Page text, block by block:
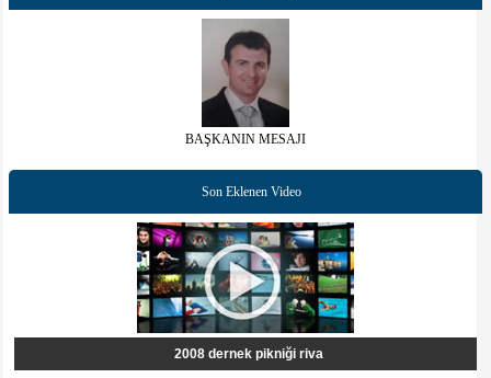
BAŞKANIN MESAJI
Son Eklenen Video
2008 dernek pikniği riva